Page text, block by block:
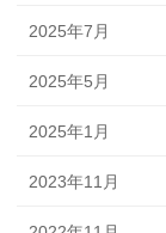
2025年7月
2025年5月
2025年1月
2023年11月